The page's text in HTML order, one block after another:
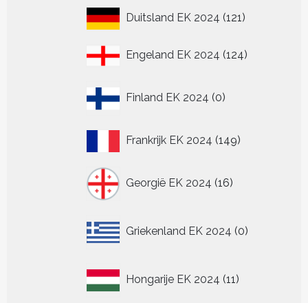
Duitsland EK 2024 121121
Engeland EK 2024 124124
Finland EK 2024 0
producten
Frankrijk EK 2024 149149
Georgië EK 2024 16
producten
Griekenland EK 2024 0
producten
Hongarije EK 2024 11
producten